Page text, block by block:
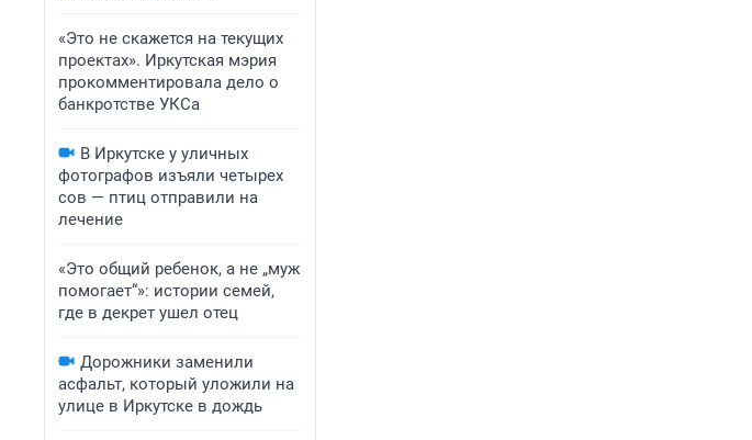
«Это не скажется на текущих
проектах». Иркутская мэрия
прокомментировала дело о
банкротстве УКСа
В Иркутске у уличных
фотографов изъяли четырех
сов — птиц отправили на
лечение
«Это общий ребенок, а не „муж
помогает“»: истории семей,
где в декрет ушел отец
Дорожники заменили
асфальт, который уложили на
улице в Иркутске в дождь